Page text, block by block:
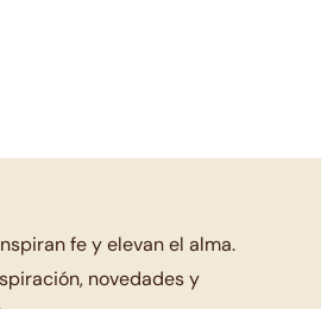
fe y elevan el alma.
novedades y